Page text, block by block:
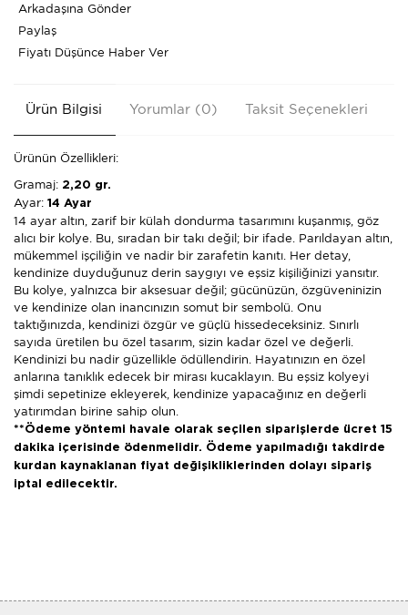
Arkadaşına Gönder
Paylaş
Fiyatı Düşünce Haber Ver
Ürün Bilgisi Yorumlar (0) Taksit Seçenekleri
Ürünün Özellikleri:
Gramaj: 2,20 gr.
Ayar: 14 Ayar
14 ayar altın, zarif bir külah dondurma tasarımını kuşanmış, göz
alıcı bir kolye. Bu, sıradan bir takı değil; bir ifade. Parıldayan altın,
mükemmel işçiliğin ve nadir bir zarafetin kanıtı. Her detay,
kendinize duyduğunuz derin saygıyı ve eşsiz kişiliğinizi yansıtır.
Bu kolye, yalnızca bir aksesuar değil; gücünüzün, özgüveninizin
ve kendinize olan inancınızın somut bir sembolü. Onu
taktığınızda, kendinizi özgür ve güçlü hissedeceksiniz. Sınırlı
sayıda üretilen bu özel tasarım, sizin kadar özel ve değerli.
Kendinizi bu nadir güzellikle ödüllendirin. Hayatınızın en özel
anlarına tanıklık edecek bir mirası kucaklayın. Bu eşsiz kolyeyi
şimdi sepetinize ekleyerek, kendinize yapacağınız en değerli
yatırımdan birine sahip olun.
**Ödeme yöntemi havale olarak seçilen siparişlerde ücret 15
dakika içerisinde ödenmelidir. Ödeme yapılmadığı takdirde
kurdan kaynaklanan fiyat değişikliklerinden dolayı sipariş
iptal edilecektir.